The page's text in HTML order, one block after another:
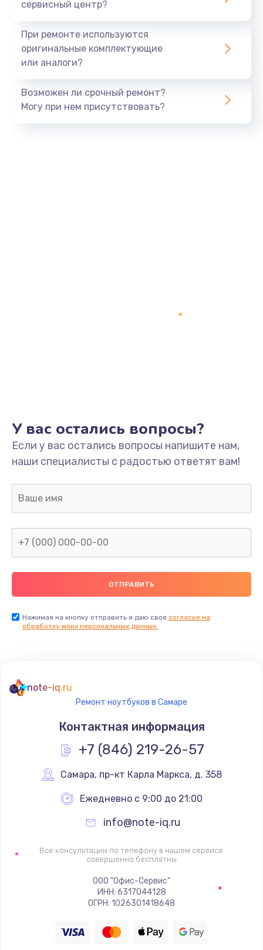
сервисный центр?
При ремонте используются
оригинальные комплектующие
или аналоги?
Возможен ли срочный ремонт?
Могу при нем присутствовать?
У вас остались вопросы?
Если у вас остались вопросы напишите нам,
наши специалисты с радостью ответят вам!
Нажимая на кнопку отправить я даю свое согласие на
обработку моих персональных данных.
note-iq.ru
Ремонт ноутбуков в Самаре
Контактная информация
+7 (846) 219-26-57
Самара, пр-кт Карла Маркса, д. 358
Ежедневно с 9:00 до 21:00
info@note-iq.ru
Все консультации по телефону в нашем сервисе
совершенно бесплатны
ООО "Офис-Сервис"
ИНН: 6317044128
ОГРН: 1026301418648